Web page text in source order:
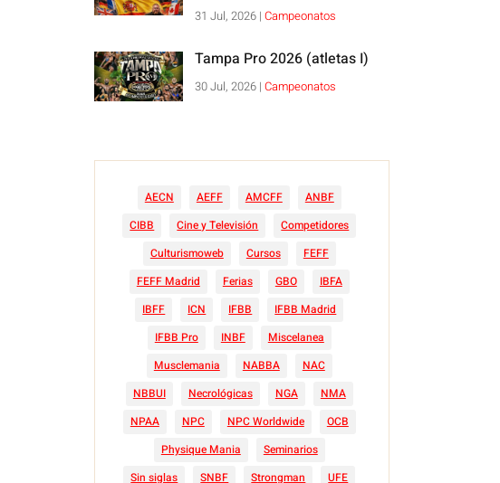
31 Jul, 2026| Campeonatos
Tampa Pro 2026 (atletas I)
30 Jul, 2026| Campeonatos
AECN AEFF AMCFF
ANBF
CIBB
Cine y Televisión
Competidores
Culturismoweb
Cursos
FEFF
FEFF Madrid
Ferias GBO
IBFA
IBFF
ICN IFBB
IFBB Madrid
IFBB Pro
INBF
Miscelanea
Musclemania
NABBA
NAC
NBBUI
Necrológicas NGA
NMA
NPAA
NPC NPC Worldwide
OCB
Physique Mania
Seminarios
Sin siglas
SNBF Strongman
UFE